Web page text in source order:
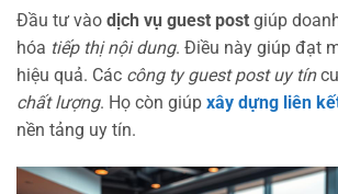
Đầu tư vào dịch vụ guest post giúp
hóa tiếp thị nội dung. Điều này giúp đạt
hiệu quả. Các công ty guest post uy tín
chất lượng. Họ còn giúp xây dựng liên
nền tảng uy tín.